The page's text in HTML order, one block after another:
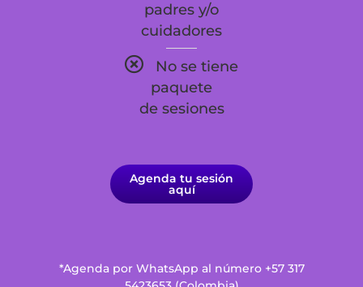
padres y/o
cuidadores
No se tiene
paquete
de sesiones
Agenda tu sesión
aquí
*Agenda por WhatsApp al número +57 317